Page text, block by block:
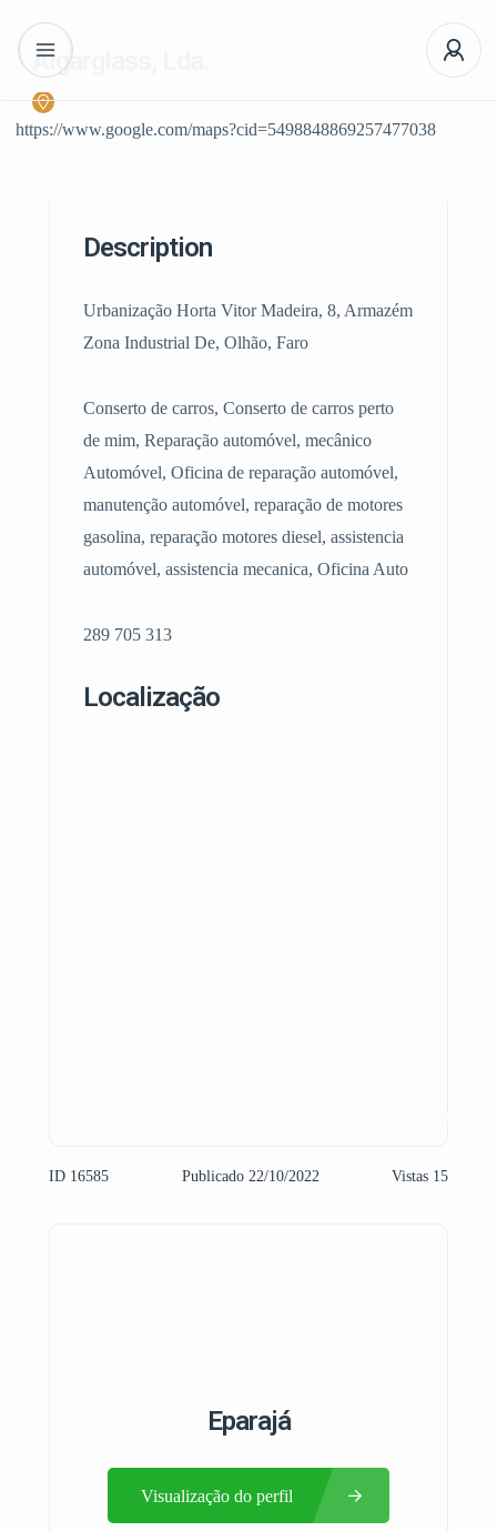
Algarglass, Lda.
https://www.google.com/maps?cid=5498848869257477038
Description
Urbanização Horta Vitor Madeira, 8, Armazém
Zona Industrial De, Olhão, Faro
Conserto de carros, Conserto de carros perto
de mim, Reparação automóvel, mecânico
Automóvel, Oficina de reparação automóvel,
manutenção automóvel, reparação de motores
gasolina, reparação motores diesel, assistencia
automóvel, assistencia mecanica, Oficina Auto
289 705 313
Localização
ID 16585 Publicado 22/10/2022 Vistas 15
Eparajá
Visualização do perfil